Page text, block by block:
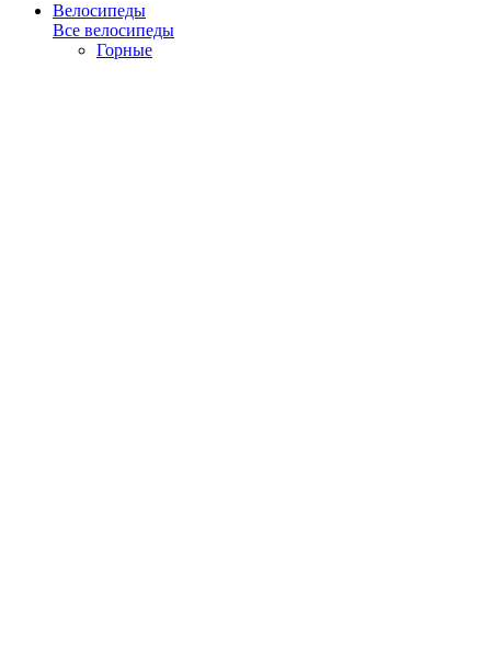
Велосипеды
Все велосипеды
Горные